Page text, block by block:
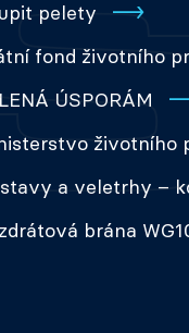
pelety
fond životního
ÚSPORÁM
životního
a veletrhy –
brána